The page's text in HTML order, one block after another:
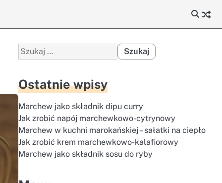
Szukaj:
Ostatnie wpisy
Marchew jako składnik dipu curry
Jak zrobić napój marchewkowo-cytrynowy
Marchew w kuchni marokańskiej – sałatki na ciepło
Jak zrobić krem marchewkowo-kalafiorowy
Marchew jako składnik sosu do ryby